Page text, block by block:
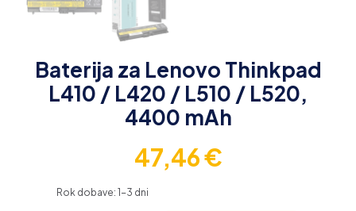
Baterija za Lenovo Thinkpad
L410 / L420 / L510 / L520,
4400 mAh
47,46€
Rok dobave: 1-3 dni